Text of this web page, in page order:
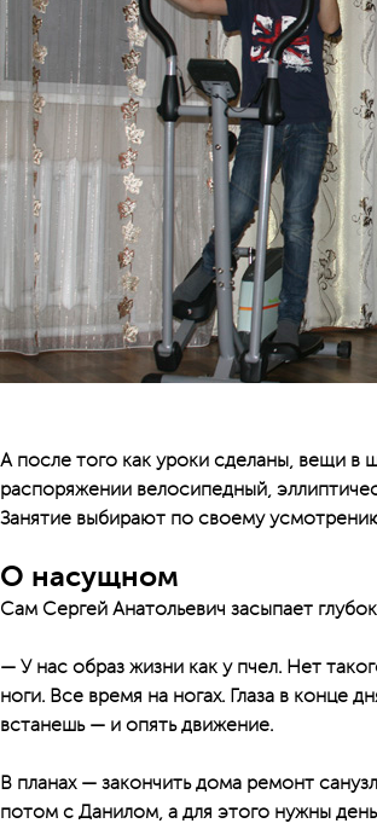
А после того как уроки сделаны, вещи в
распоряжении велосипедный,
Занятие выбирают по своему
О насущном
Сам Сергей Анатольевич засыпает
— У нас образ жизни как у пчел. Нет
ноги. Все время на ногах. Глаза в конце
встанешь — и опять движение.
В планах — закончить дома ремонт
потом с Данилом, а для этого нужны